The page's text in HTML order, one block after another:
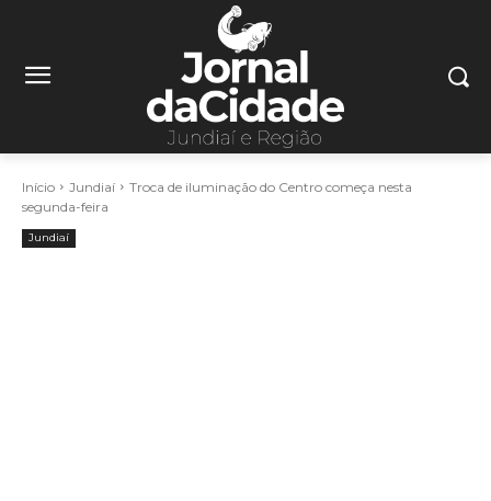
Início Jundiaí
Troca de iluminação do Centro começa nesta
segunda-feira
Jundiaí